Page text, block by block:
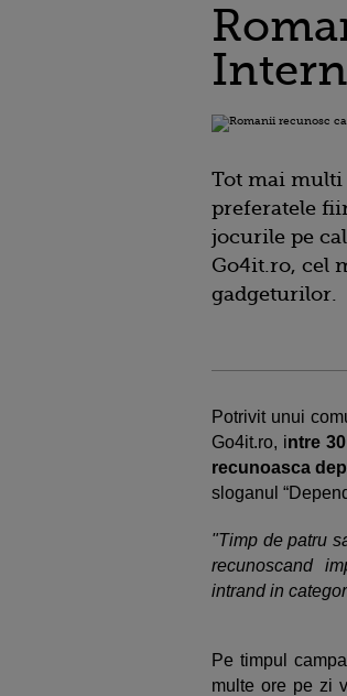
Tot mai multi
preferatele
jocurile pe
Go4it.ro, cel
gadgeturilor.
Potrivit unui
Go4it.ro, intre
recunoasca
sloganul
"Timp de patru
recunoscand
intrand in
Pe timpul
multe ore pe zi